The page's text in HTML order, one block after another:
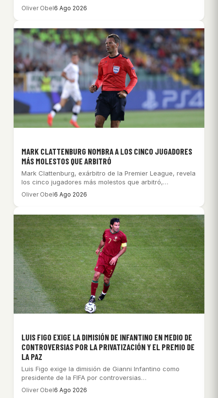
Oliver Obel6 Ago 2026
MARK CLATTENBURG NOMBRA A LOS CINCO JUGADORES
MÁS MOLESTOS QUE ARBITRÓ
Mark Clattenburg, exárbitro de la Premier League, revela
los cinco jugadores más molestos que arbitró,…
Oliver Obel6 Ago 2026
LUIS FIGO EXIGE LA DIMISIÓN DE INFANTINO EN MEDIO DE
CONTROVERSIAS POR LA PRIVATIZACIÓN Y EL PREMIO DE
LA PAZ
Luis Figo exige la dimisión de Gianni Infantino como
presidente de la FIFA por controversias…
Oliver Obel6 Ago 2026